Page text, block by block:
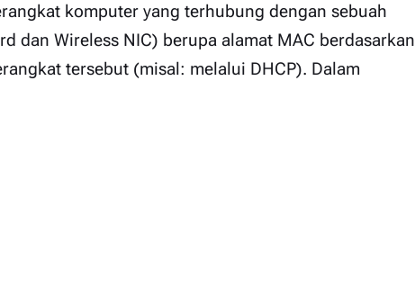
komputer yang terhubung dengan sebuah
dan Wireless NIC) berupa alamat MAC berdasarkan
tersebut (misal: melalui DHCP). Dalam